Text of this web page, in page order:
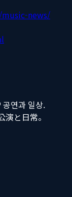
news/
연과 일상.
と日常。